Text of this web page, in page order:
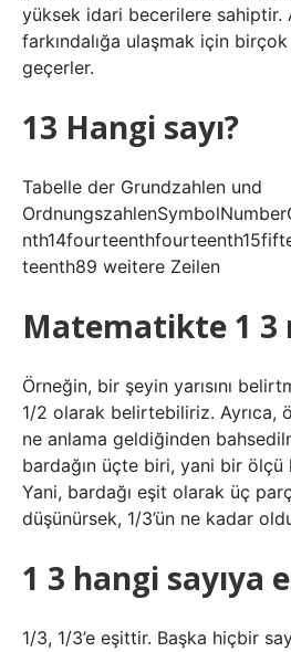
yüksek idari becerilere sahiptir.
farkındalığa ulaşmak için
geçerler.
13 Hangi sayı?
Tabelle der Grundzahlen und
teenth89 weitere Zeilen
Matematikte 1 3
Örneğin, bir şeyin yarısını
1/2 olarak belirtebiliriz. Ayrıca,
ne anlama geldiğinden
bardağın üçte biri, yani bir ölçü
Yani, bardağı eşit olarak üç
düşünürsek, 1/3’ün ne kadar
1 3 hangi sayıya
1/3, 1/3’e eşittir. Başka hiçbir